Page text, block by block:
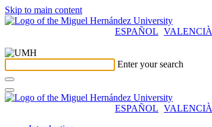
Skip to main content
ESPAÑOL VALENCIÀ
Enter your search
ESPAÑOL VALENCIÀ